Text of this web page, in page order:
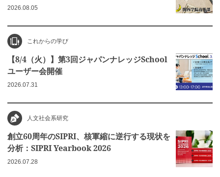
2026.08.05
これからの学び
【8/4（火）】第3回ジャパンナレッジSchool
ユーザー会開催
2026.07.31
人文社会系研究
創立60周年のSIPRI、核軍縮に逆行する現状を
分析：SIPRI Yearbook 2026
2026.07.28